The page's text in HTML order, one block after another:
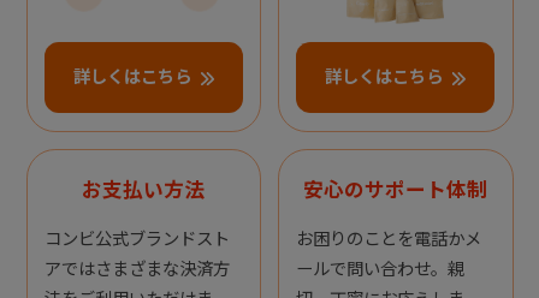
詳しくはこちら 詳しくはこちら
お支払い方法
コンビ公式ブランドスト
アではさまざまな決済方
安心のサポート体制
お困りのことを電話かメ
ールで問い合わせ。親